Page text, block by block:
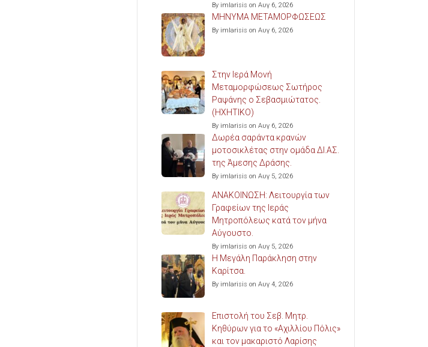
By imlarisis on Αυγ 6, 2026
ΜΗΝΥΜΑ ΜΕΤΑΜΟΡΦΩΣΕΩΣ
By imlarisis on Αυγ 6, 2026
Στην Ιερά Μονή
Μεταμορφώσεως Σωτήρος
Ραψάνης ο Σεβασμιώτατος.
(ΗΧΗΤΙΚΟ)
By imlarisis on Αυγ 6, 2026
Δωρέα σαράντα κρανών
μοτοσικλέτας στην ομάδα ΔΙ.ΑΣ.
της Άμεσης Δράσης.
By imlarisis on Αυγ 5, 2026
ΑΝΑΚΟΙΝΩΣΗ: Λειτουργία των
Γραφείων της Ιεράς
Μητροπόλεως κατά τον μήνα
Αύγουστο.
By imlarisis on Αυγ 5, 2026
Η Μεγάλη Παράκληση στην
Καρίτσα.
By imlarisis on Αυγ 4, 2026
Επιστολή του Σεβ. Μητρ.
Κηθύρων για το «Αχιλλίου Πόλις»
και τον μακαριστό Λαρίσης